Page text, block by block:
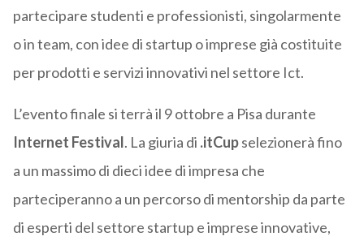
partecipare studenti e professionisti, singolarmente
o in team, con idee di startup o imprese già costituite
per prodotti e servizi innovativi nel settore Ict.
L’evento finale si terrà il 9 ottobre a Pisa durante
Internet Festival. La giuria di .itCupselezionerà fino
a un massimo di dieci idee di impresa che
parteciperanno a un percorso di mentorship da parte
di esperti del settore startup e imprese innovative,